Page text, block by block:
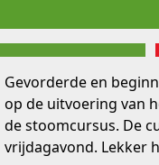
Gevorderde en
op de uitvoering van
de stoomcursus. De
vrijdagavond. Lekker